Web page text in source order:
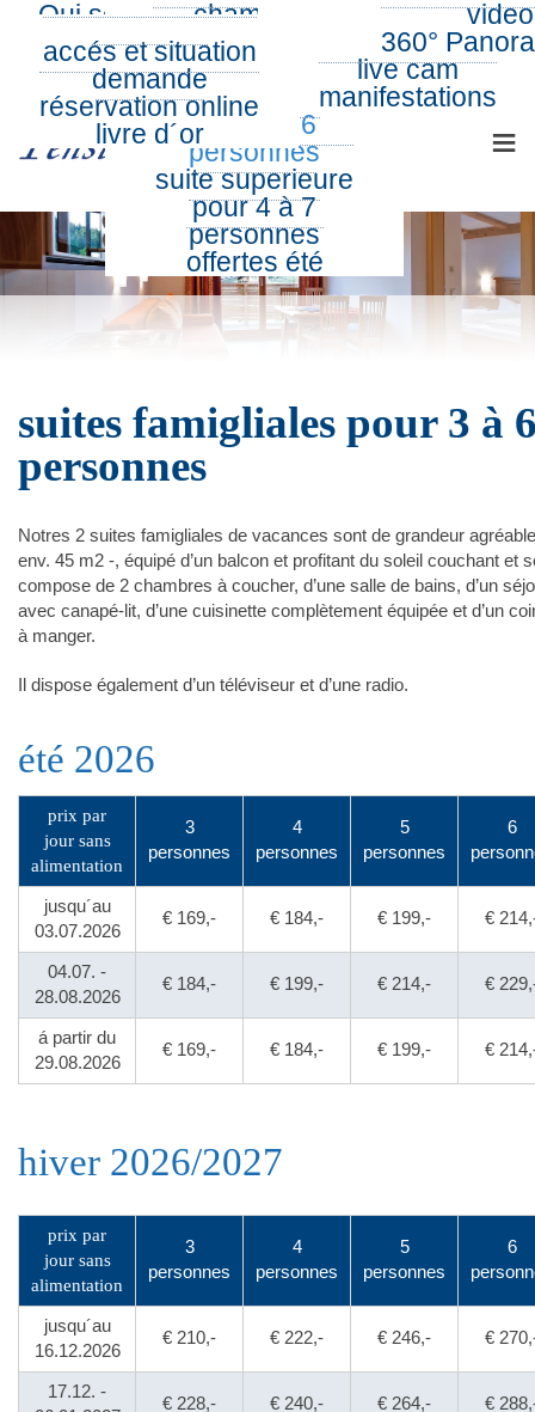
Qui sommes nous
chambres
suites pour 2 à 4
personnes
suites famigliales
pour 3 à 6
personnes
suite superieure
pour 4 à 7
personnes
offertes été
été
hiver
live cam
manifestations
video
360°
accés et situation
demande
réservation online
livre d´or
info@pension-noella.com
360° Tour
≡
suites famigliales pour 3 à
personnes
Notres 2 suites famigliales de vacances sont de grandeur
env. 45 m2 -, équipé d’un balcon et profitant du soleil couchant et
compose de 2 chambres à coucher, d’une salle de bains, d’un
avec canapé-lit, d’une cuisinette complètement équipée et d’un
à manger.
Il dispose également d’un téléviseur et d’une radio.
été 2026
prix par
jour sans
alimentation
3
personnes
4
personnes
5
personnes
6
jusqu´au
03.07.2026
€ 169,- € 184,- € 199,- €
04.07. -
28.08.2026
€ 184,- € 199,- € 214,- €
á partir du
29.08.2026
€ 169,- € 184,- € 199,- €
hiver 2026/2027
prix par
jour sans
alimentation
3
personnes
4
personnes
5
personnes
6
jusqu´au
16.12.2026
€ 210,- € 222,- € 246,- €
17.12. -
€ 228,- € 240,- € 264,- €